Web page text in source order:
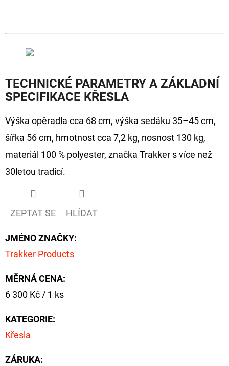
TECHNICKÉ PARAMETRY A ZÁKLADNÍ
SPECIFIKACE KŘESLA
Výška opěradla cca 68 cm, výška sedáku 35–45 cm,
šířka 56 cm, hmotnost cca 7,2 kg, nosnost 130 kg,
materiál 100 % polyester, značka Trakker s více než
30letou tradicí.
ZEPTAT SE HLÍDAT
JMÉNO ZNAČKY:
Trakker Products
MĚRNÁ CENA:
Měrná
6 300 Kč / 1 ks
KATEGORIE:
Křesla
ZÁRUKA: